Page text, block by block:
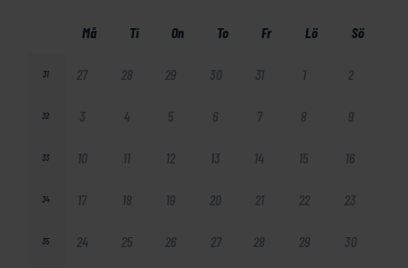
Må Ti On To Fr Lö Sö
31 27 28 29 30 31 1 2
32 3 4 5 6 7 8 9
33 10 11 12 13 14 15 16
34 17 18 19 20 21 22 23
35 24 25 26 27 28 29 30